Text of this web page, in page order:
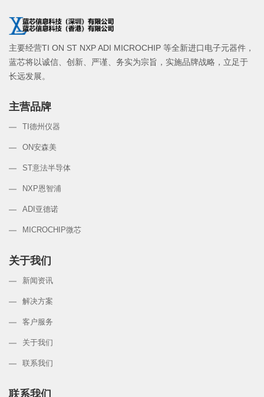
主要经营TI ON ST NXP ADI MICROCHIP 等全新进口电子元器件，
蓝芯将以诚信、创新、严谨、务实为宗旨，实施品牌战略，立足于
长远发展。
主营品牌
TI德州仪器
ON安森美
ST意法半导体
NXP恩智浦
ADI亚德诺
MICROCHIP微芯
关于我们
新闻资讯
解决方案
客户服务
关于我们
联系我们
联系我们